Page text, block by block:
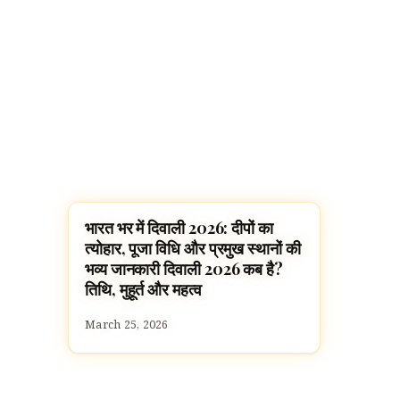
FESTIVALS
भारत भर में दिवाली 2026: दीपों का
त्योहार, पूजा विधि और प्रमुख स्थानों की
भव्य जानकारी दिवाली 2026 कब है?
तिथि, मुहूर्त और महत्व
March 25, 2026